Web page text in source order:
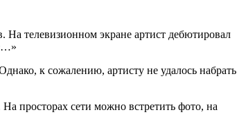
На телевизионном экране артист дебютировал
к сожалению, артисту не удалось набрать
просторах сети можно встретить фото, на